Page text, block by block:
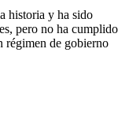
historia y ha sido
pero no ha cumplido
régimen de gobierno